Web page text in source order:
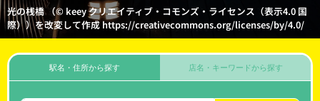
光の桟橋 （© keey クリエイティブ・コモンズ・ライセンス（表示4.0 国
際））を改変して作成 https://creativecommons.org/licenses/by/4.0/
駅名・住所から探す 店名・キーワードから探す